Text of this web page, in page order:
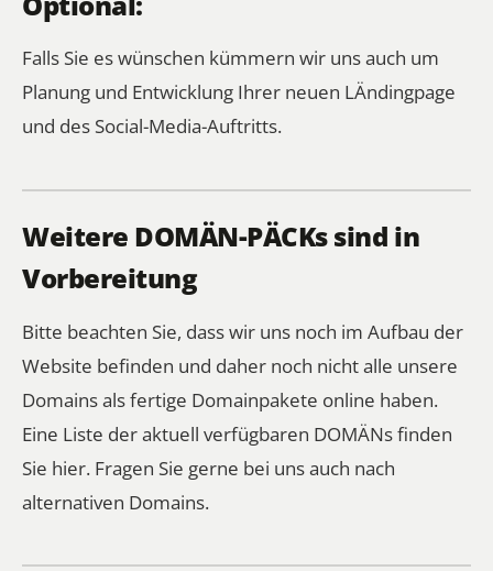
Falls Sie es wünschen kümmern wir uns auch um
Planung und Entwicklung Ihrer neuen LÄndingpage
und des Social-Media-Auftritts.
Weitere DOMÄN-PÄCKs sind in
Vorbereitung
Bitte beachten Sie, dass wir uns noch im Aufbau der
Website befinden und daher noch nicht alle unsere
Domains als fertige Domainpakete online haben.
Eine Liste der aktuell verfügbaren DOMÄNs finden
Sie hier. Fragen Sie gerne bei uns auch nach
alternativen Domains.